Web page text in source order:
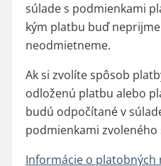
súlade s podmienkami
kým platbu buď
neodmietneme.
Ak si zvolíte spôsob
odloženú platbu alebo
budú odpočítané v
podmienkami
Informácie o platobných